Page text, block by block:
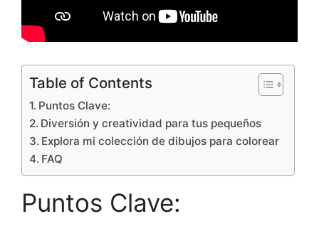
Table of Contents
Puntos Clave:
Diversión y creatividad para tus pequeños
Explora mi colección de dibujos para colorear
FAQ
Puntos Clave: